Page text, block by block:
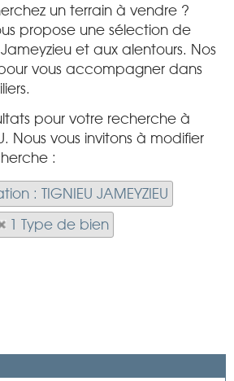
un terrain à vendre ?
propose une sélection de
Jameyzieu et aux alentours. Nos
vous accompagner dans
pour votre recherche à
Nous vous invitons à modifier
:
: TIGNIEU JAMEYZIEU
1 Type de bien